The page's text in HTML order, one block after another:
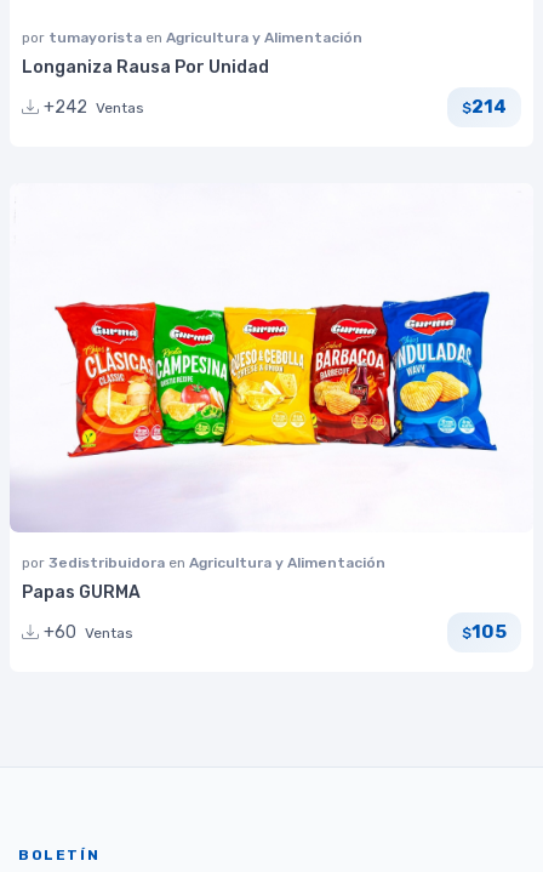
por tumayorista en Agricultura y Alimentación
Longaniza Rausa Por Unidad
+242 Ventas $214
por 3edistribuidora en Agricultura y Alimentación
Papas GURMA
+60 Ventas $105
BOLETÍN